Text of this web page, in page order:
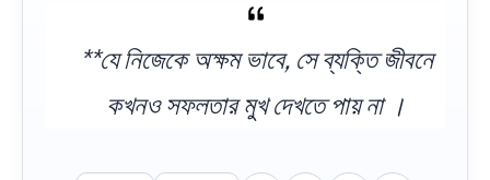
**যে নিজেকে অক্ষম ভাবে, সে ব্যক্তি জীবনে
কখনও সফলতার মুখ দেখতে পায় না ।